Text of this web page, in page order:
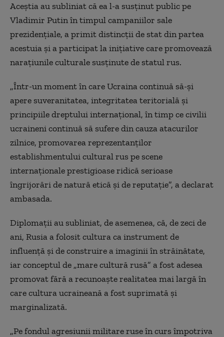
Aceștia au subliniat că ea l-a susținut public pe
Vladimir Putin în timpul campaniilor sale
prezidențiale, a primit distincții de stat din partea
acestuia și a participat la inițiative care promovează
narațiunile culturale susținute de statul rus.
„Într-un moment în care Ucraina continuă să-și
apere suveranitatea, integritatea teritorială și
principiile dreptului internațional, în timp ce civilii
ucraineni continuă să sufere din cauza atacurilor
zilnice, promovarea reprezentanților
establishmentului cultural rus pe scene
internaționale prestigioase ridică serioase
îngrijorări de natură etică și de reputație”, a declarat
ambasada.
Diplomații au subliniat, de asemenea, că, de zeci de
ani, Rusia a folosit cultura ca instrument de
influență și de construire a imaginii în străinătate,
iar conceptul de „mare cultură rusă” a fost adesea
promovat fără a recunoaște realitatea mai largă în
care cultura ucraineană a fost suprimată și
marginalizată.
„Pe fondul agresiunii militare ruse în curs împotriva